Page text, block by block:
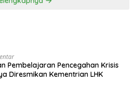
Pembelajaran Pencegahan Krisis
Diresmikan Kementrian LHK